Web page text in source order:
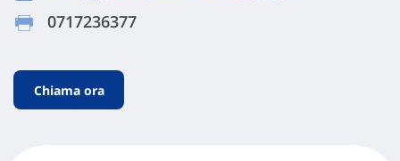
0717236377
Chiama ora